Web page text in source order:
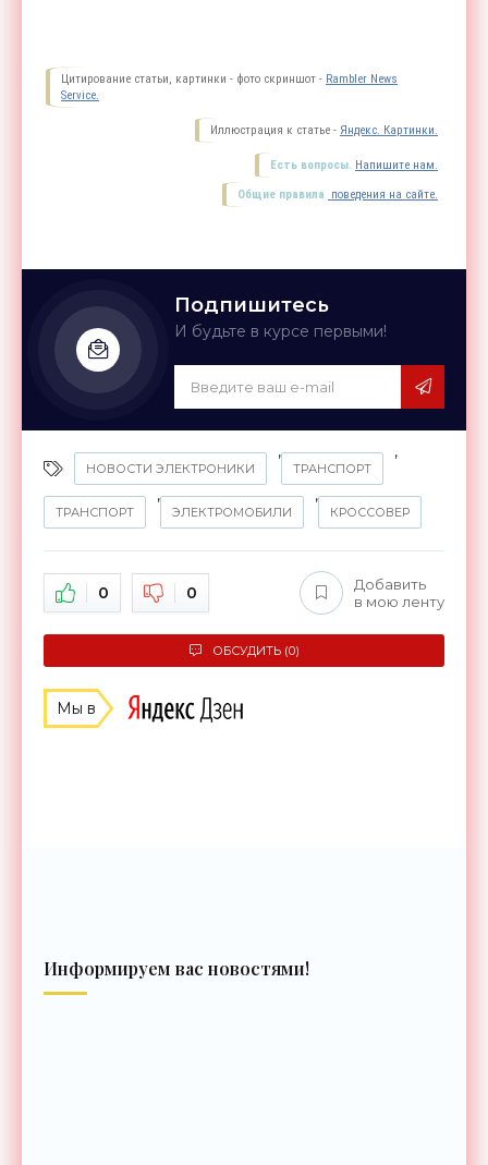
Цитирование статьи, картинки - фото скриншот - Rambler News
Service.
Иллюстрация к статье - Яндекс. Картинки.
Есть вопросы. Напишите нам.
Общие правила поведения на сайте.
Подпишитесь
И будьте в курсе первыми!
НОВОСТИ ЭЛЕКТРОНИКИ
,
ТРАНСПОРТ
,
ТРАНСПОРТ
,
ЭЛЕКТРОМОБИЛИ
,
КРОССОВЕР
0 0
Добавить
в мою ленту
ОБСУДИТЬ (0)
Мы в
Информируем вас новостями!